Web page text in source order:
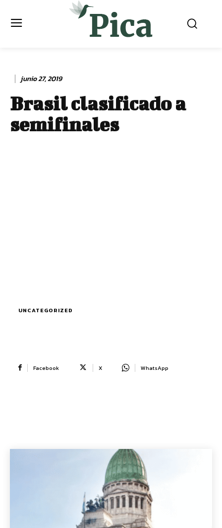
junio 27, 2019
Brasil clasificado a
semifinales
UNCATEGORIZED
Facebook X WhatsApp